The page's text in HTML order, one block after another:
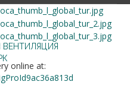
online at: